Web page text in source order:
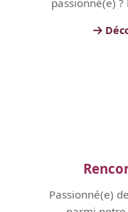
Passionné(e)